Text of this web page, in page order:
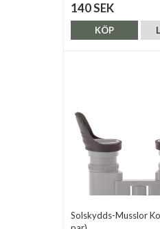
140 SEK
KÖP
Solskydds-Musslor